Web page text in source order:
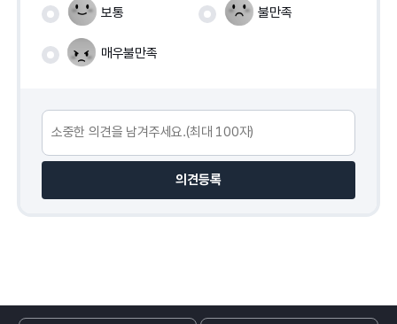
보통 불만족
매우불만족
의견등록